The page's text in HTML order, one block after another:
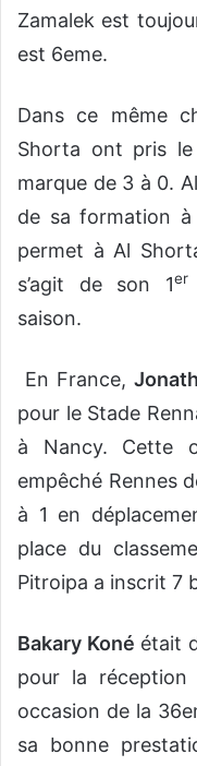
Zamalek est
est 6eme.
Dans ce même
Shorta ont pris
marque de 3 à 0.
de sa formation
permet à Al
s’agit de son 1er
saison.
En France,
pour le Stade
à Nancy. Cette
empêché Rennes
à 1 en
place du
Pitroipa a inscrit 7
Bakary Koné était
pour la réception
occasion de la
sa bonne